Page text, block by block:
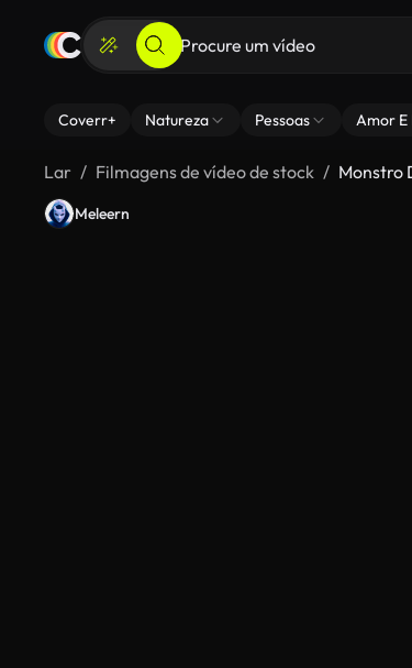
Coverr+ Natureza Pessoas Amor E
Lar Filmagens de vídeo de stock Monstro
Meleern